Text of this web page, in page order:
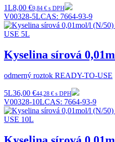
1L8,00 €9,84 € s DPH
V00328-5LCAS: 7664-93-9
Kyselina sírová
odmerný roztok READY-TO-USE
5L36,00 €44,28 € s DPH
V00328-10LCAS: 7664-93-9